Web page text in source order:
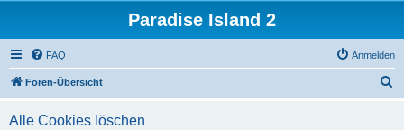
Paradise Island 2
FAQ Anmelden
Foren-Übersicht
Alle Cookies löschen